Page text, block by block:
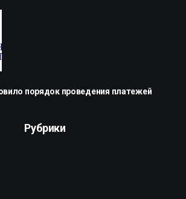
порядок проведения платежей
Рубрики